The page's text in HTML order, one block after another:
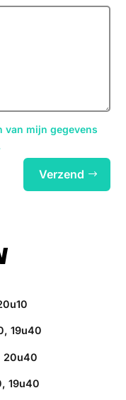
van mijn gegevens
Verzend
19u40
20u40
19u40